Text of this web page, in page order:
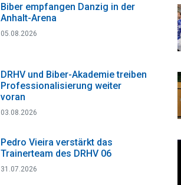
Biber empfangen Danzig in der
Anhalt-Arena
05.08.2026
DRHV und Biber-Akademie treiben
Professionalisierung weiter
voran
03.08.2026
Pedro Vieira verstärkt das
Trainerteam des DRHV 06
31.07.2026